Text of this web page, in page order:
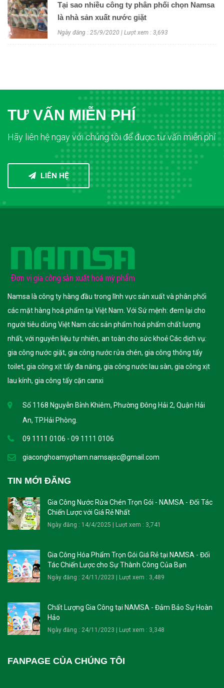
Tại sao nhiều công ty phân phối chọn Namsa
là nhà sản xuất nước giặt
Ngày đăng : 25/9/2020 | Lượt xem : 3,693
TƯ VẤN MIỄN PHÍ
Hãy liên hệ ngay với chúng tôi để được tư vấn miễn phí
LIÊN HỆ
Namsa là công ty hàng đầu trong lĩnh vực sản xuất và phân phối
các mặt hàng hoá phẩm tại Việt Nam. Với Sứ mệnh: đem lại cho
người tiêu dùng Việt Nam các sản phẩm hoá phẩm chất lượng
nhất, với nguyên liệu tự nhiên, an toàn cho sức khoẻ Các dịch vụ:
gia công nước giặt, gia công nước rửa chén, gia công thông tẩy
toilet, gia công xịt tẩy đa năng, gia công nước lau sàn, gia công xịt
lau kính, gia công tẩy cặn canxi
Số 1168 Nguyễn Bỉnh Khiêm, Phường Đông Hải 2, Quận Hải
An, TP.Hải Phòng.
09 1111 0106 - 09 1111 0106
giaconghoamypham.namsajsc@gmail.com
TIN MỚI ĐĂNG
Gia Công Nước Rửa Chén Trọn Gói - NAMSA - Đối Tác
Chiến Lược với Giá Rẻ Nhất
Ngày đăng : 14/4/2025 | Lượt xem : 3,741
Gia Công Hóa Phẩm Trọn Gói Giá Rẻ tại NAMSA - Đối
Tác Chiến Lược cho Sự Thành Công Của Bạn
Ngày đăng : 24/11/2023 | Lượt xem : 3,489
Chất Lượng Gia Công tại NAMSA - Đảm Bảo Sự Hoàn
Hảo
Ngày đăng : 24/11/2023 | Lượt xem : 3,348
FANPAGE CỦA CHÚNG TÔI